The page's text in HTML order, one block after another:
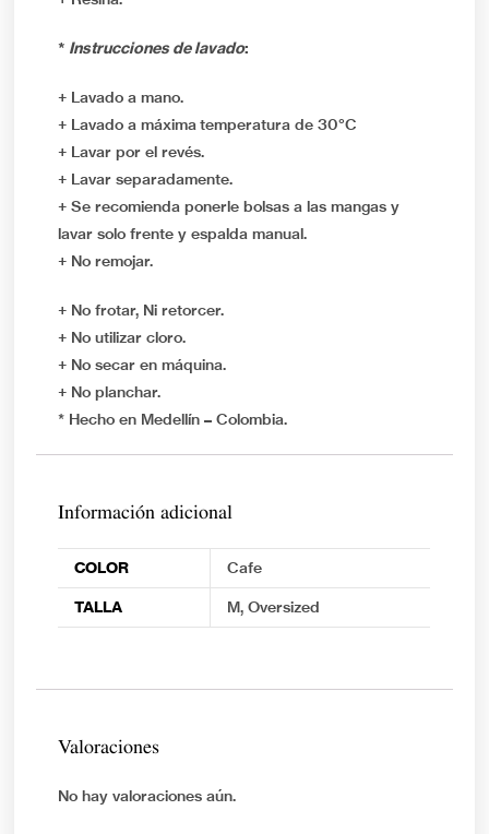
* Instrucciones de lavado:
+ Lavado a mano.
+ Lavado a máxima temperatura de 30°C
+ Lavar por el revés.
+ Lavar separadamente.
+ Se recomienda ponerle bolsas a las mangas y
lavar solo frente y espalda manual.
+ No remojar.
+ No frotar, Ni retorcer.
+ No utilizar cloro.
+ No secar en máquina.
+ No planchar.
* Hecho en Medellín – Colombia.
Información adicional
COLOR
Cafe
TALLA
M, Oversized
Valoraciones
No hay valoraciones aún.